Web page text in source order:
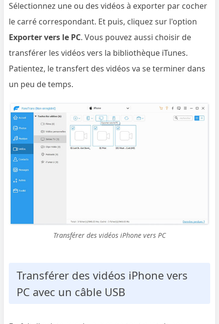
Sélectionnez une ou des vidéos à exporter par cocher
le carré correspondant. Et puis, cliquez sur l'option
Exporter vers le PC. Vous pouvez aussi choisir de
transférer les vidéos vers la bibliothèque iTunes.
Patientez, le transfert des vidéos va se terminer dans
un peu de temps.
Transférer des vidéos iPhone vers PC
Transférer des vidéos iPhone vers
PC avec un câble USB